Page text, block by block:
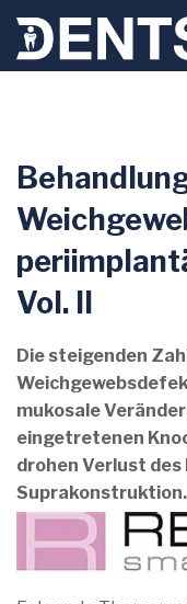
Inhalt
Vol. II
Die steigenden
mukosale
eingetretenen
drohen Verlust
Suprakonstruktion.